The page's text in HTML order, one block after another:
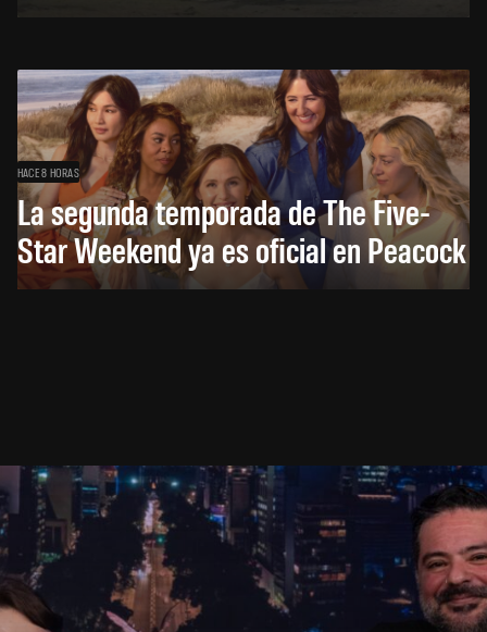
HACE 8 HORAS
La segunda temporada de The Five-
Star Weekend ya es oficial en Peacock